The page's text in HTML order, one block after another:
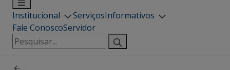
Institucional ServiçosInformativos
Fale ConoscoServidor
Pesquisar
por: